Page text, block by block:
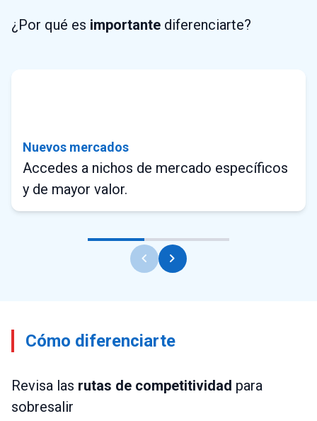
¿Por qué es importante diferenciarte?
Nuevos mercados
Accedes a nichos de mercado específicos
y de mayor valor.
chevron_left chevron_right
Cómo diferenciarte
Revisa las rutas de competitividad para
sobresalir